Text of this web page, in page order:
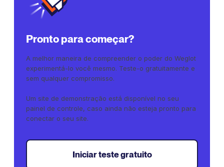
Pronto para começar?
A melhor maneira de compreender o poder do Weglot
experimentá-lo você mesmo. Teste-o gratuitamente e
sem qualquer compromisso.
Um site de demonstração está disponível no seu
painel de controle, caso ainda não esteja pronto para
conectar o seu site.
Iniciar teste gratuito